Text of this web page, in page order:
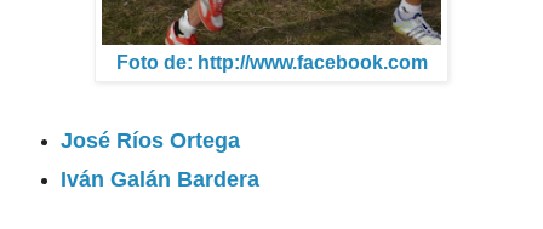
Foto de: http://www.facebook.com
José Ríos Ortega
Iván Galán Bardera